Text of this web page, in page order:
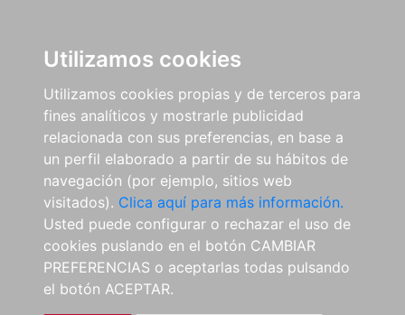
Utilizamos cookies
Utilizamos cookies propias y de terceros para
fines analíticos y mostrarle publicidad
relacionada con sus preferencias, en base a
un perfil elaborado a partir de su hábitos de
navegación (por ejemplo, sitios web
visitados). Clica aquí para más información.
Usted puede configurar o rechazar el uso de
cookies puslando en el botón CAMBIAR
PREFERENCIAS o aceptarlas todas pulsando
el botón ACEPTAR.